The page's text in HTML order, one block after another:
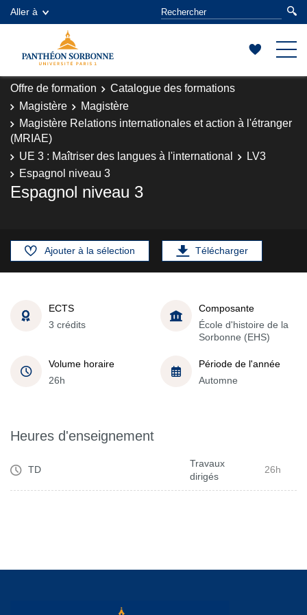
Aller à
Offre de formation
Catalogue des formations
Magistère
Magistère
Magistère Relations internationales et action à l'étranger
(MRIAE)
UE 3 : Maîtriser des langues à l'international
LV3
Espagnol niveau 3
Espagnol niveau 3
Ajouter à la sélection Télécharger
ECTS
3 crédits
Composante
École d'histoire de la
Sorbonne (EHS)
Volume horaire
26h
Période de l'année
Automne
Heures d'enseignement
TD
Travaux
dirigés
26h